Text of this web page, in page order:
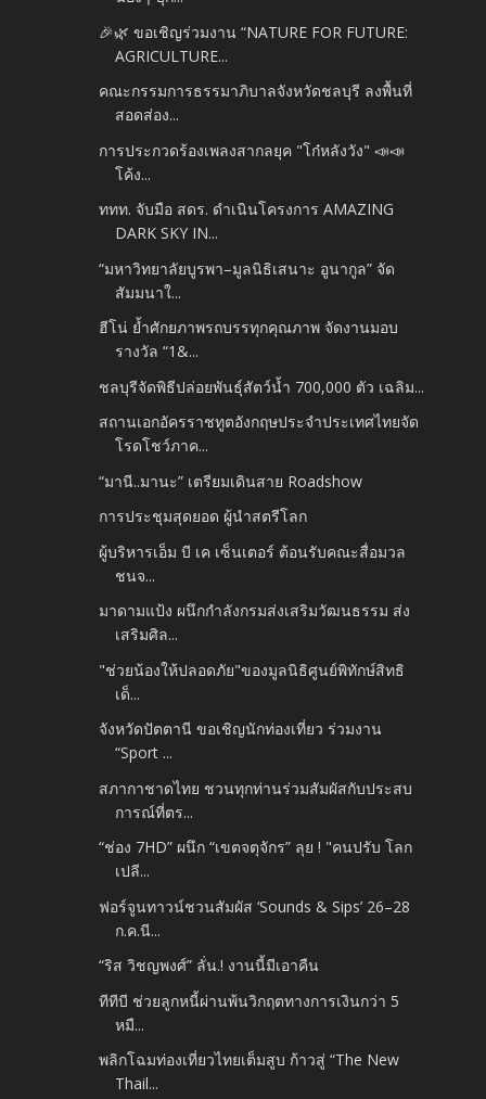
🎉🌿 ขอเชิญร่วมงาน “NATURE FOR FUTURE:
AGRICULTURE...
คณะกรรมการธรรมาภิบาลจังหวัดชลบุรี ลงพื้นที่
สอดส่อง...
การประกวดร้องเพลงสากลยุค "โก๋หลังวัง" 📣📣
โค้ง...
ททท. จับมือ สดร. ดำเนินโครงการ AMAZING
DARK SKY IN...
“มหาวิทยาลัยบูรพา–มูลนิธิเสนาะ อูนากูล” จัด
สัมมนาใ...
ฮีโน่ ย้ำศักยภาพรถบรรทุกคุณภาพ จัดงานมอบ
รางวัล “1&...
ชลบุรีจัดพิธีปล่อยพันธุ์สัตว์น้ำ 700,000 ตัว เฉลิม...
สถานเอกอัครราชทูตอังกฤษประจำประเทศไทยจัด
โรดโชว์ภาค...
“มานี..มานะ” เตรียมเดินสาย Roadshow
การประชุมสุดยอด ผู้นำสตรีโลก
ผู้บริหารเอ็ม บี เค เซ็นเตอร์ ต้อนรับคณะสื่อมวล
ชนจ...
มาดามแป้ง ผนึกกำลังกรมส่งเสริมวัฒนธรรม ส่ง
เสริมศิล...
"ช่วยน้องให้ปลอดภัย"ของมูลนิธิศูนย์พิทักษ์สิทธิ
เด็...
จังหวัดปัตตานี ขอเชิญนักท่องเที่ยว ร่วมงาน
“Sport ...
สภากาชาดไทย ชวนทุกท่านร่วมสัมผัสกับประสบ
การณ์ที่ตร...
“ช่อง 7HD” ผนึก “เขตจตุจักร” ลุย ! "คนปรับ โลก
เปลี...
ฟอร์จูนทาวน์ชวนสัมผัส ‘Sounds & Sips’ 26–28
ก.ค.นี...
“ริส วิชญพงศ์” ลั่น.! งานนี้มีเอาคืน
ทีทีบี ช่วยลูกหนี้ผ่านพ้นวิกฤตทางการเงินกว่า 5
หมื...
พลิกโฉมท่องเที่ยวไทยเต็มสูบ ก้าวสู่ “The New
Thail...